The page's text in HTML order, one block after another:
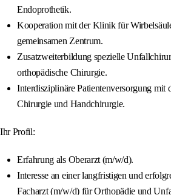
Endoprothetik.
Kooperation mit der Klinik für
gemeinsamen Zentrum.
Zusatzweiterbildung spezielle
orthopädische Chirurgie.
Interdisziplinäre Patientenversorgung mit
Chirurgie und Handchirurgie.
Ihr Profil:
Erfahrung als Oberarzt (m/w/d).
Interesse an einer langfristigen und
Facharzt (m/w/d) für Orthopädie und